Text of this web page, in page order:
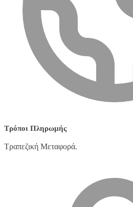
Τρόποι Πληρωμής
Τραπεζική Μεταφορά.